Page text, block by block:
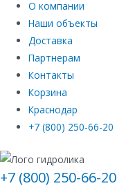
О компании
Наши объекты
Доставка
Партнерам
Контакты
Корзина
Краснодар
+7 (800) 250-66-20
+7 (800) 250-66-20